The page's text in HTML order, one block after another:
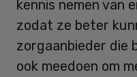
kennis nemen van
zodat ze beter
zorgaanbieder die
ook meedoen om